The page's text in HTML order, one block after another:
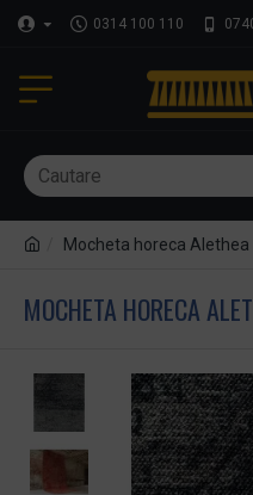
0314 100 110
Mocheta horeca
MOCHETA HORECA